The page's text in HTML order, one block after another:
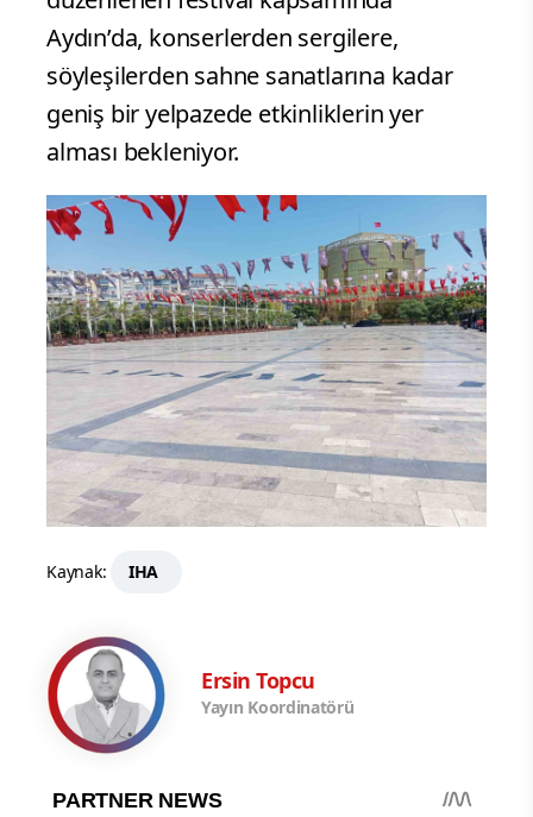
Aydın’da, konserlerden sergilere,
söyleşilerden sahne sanatlarına kadar
geniş bir yelpazede etkinliklerin yer
alması bekleniyor.
Kaynak: IHA
Ersin Topcu
Yayın Koordinatörü